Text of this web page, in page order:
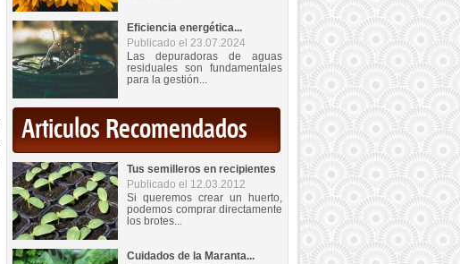
Eficiencia energética...
Publicado el 23.07.2024
Las depuradoras de aguas
residuales son fundamentales
para la gestión...
Articulos Recomendados
Tus semilleros en recipientes
Publicado el 12.03.2012
Si queremos crear un huerto,
podemos comprar directamente
los brotes...
Cuidados de la Maranta...